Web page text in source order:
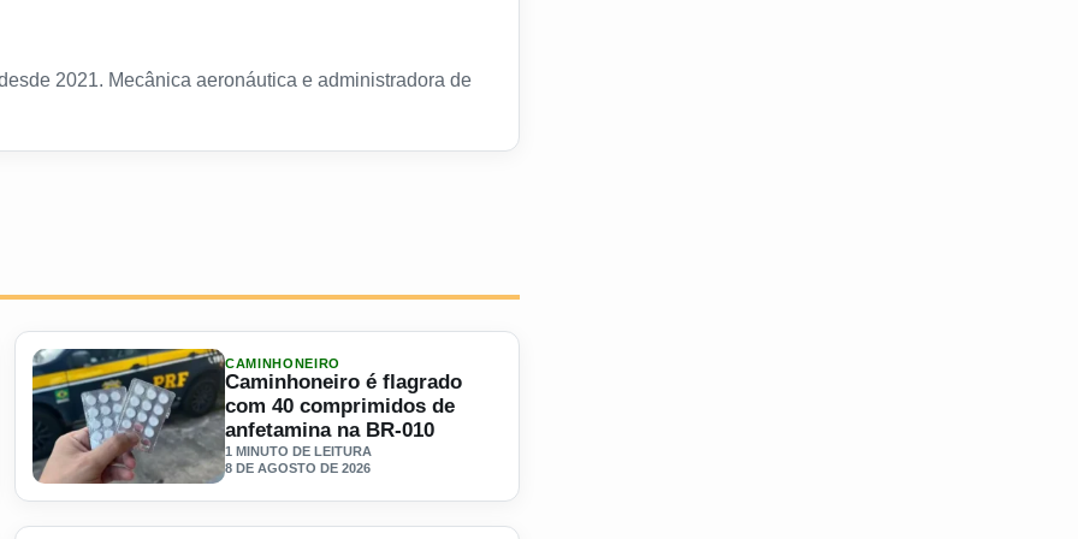
2021. Mecânica aeronáutica e administradora de
da viagem
Ler materia: Caminhoneiro é flagrado com 40 comprimidos de anfetamina na BR-010
CAMINHONEIRO
Caminhoneiro é flagrado
com 40 comprimidos de
anfetamina na BR-010
1 MINUTO DE LEITURA
8 DE AGOSTO DE 2026